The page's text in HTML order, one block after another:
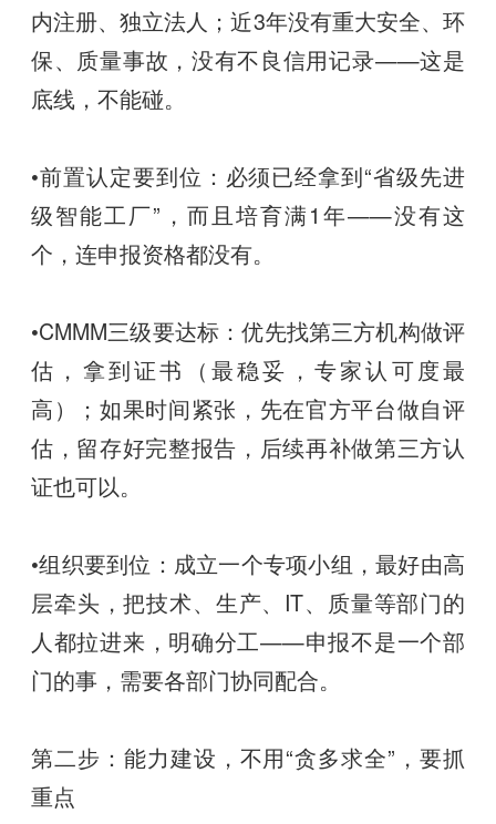
内注册、独立法人；近3年没有重大安全、环
保、质量事故，没有不良信用记录——这是
底线，不能碰。
•前置认定要到位：必须已经拿到“省级先进
级智能工厂”，而且培育满1年——没有这
个，连申报资格都没有。
•CMMM三级要达标：优先找第三方机构做评
估，拿到证书（最稳妥，专家认可度最
高）；如果时间紧张，先在官方平台做自评
估，留存好完整报告，后续再补做第三方认
证也可以。
•组织要到位：成立一个专项小组，最好由高
层牵头，把技术、生产、IT、质量等部门的
人都拉进来，明确分工——申报不是一个部
门的事，需要各部门协同配合。
第二步：能力建设，不用“贪多求全”，要抓
重点